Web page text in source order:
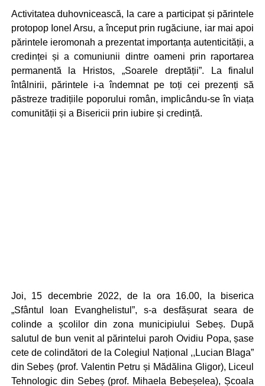
Activitatea duhovnicească, la care a participat și părintele
protopop Ionel Arsu, a început prin rugăciune, iar mai apoi
părintele ieromonah a prezentat importanța autenticității, a
credinței și a comuniunii dintre oameni prin raportarea
permanentă la Hristos, „Soarele dreptății”. La finalul
întâlnirii, părintele i-a îndemnat pe toți cei prezenți să
păstreze tradițiile poporului român, implicându-se în viața
comunității și a Bisericii prin iubire și credință.
Joi, 15 decembrie 2022, de la ora 16.00, la biserica
„Sfântul Ioan Evanghelistul”, s-a desfășurat seara de
colinde a școlilor din zona municipiului Sebeș. După
salutul de bun venit al părintelui paroh Ovidiu Popa, șase
cete de colindători de la Colegiul Național ,,Lucian Blaga”
din Sebeș (prof. Valentin Petru și Mădălina Gligor), Liceul
Tehnologic din Sebeș (prof. Mihaela Bebeșelea), Școala